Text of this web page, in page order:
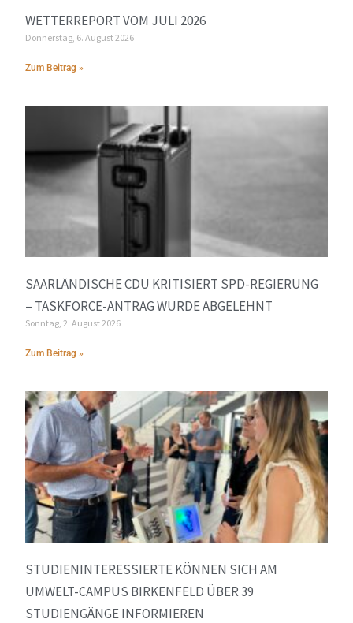
WETTERREPORT VOM JULI 2026
Donnerstag, 6. August 2026
Zum Beitrag »
SAARLÄNDISCHE CDU KRITISIERT SPD-REGIERUNG
– TASKFORCE-ANTRAG WURDE ABGELEHNT
Sonntag, 2. August 2026
Zum Beitrag »
STUDIENINTERESSIERTE KÖNNEN SICH AM
UMWELT-CAMPUS BIRKENFELD ÜBER 39
STUDIENGÄNGE INFORMIEREN